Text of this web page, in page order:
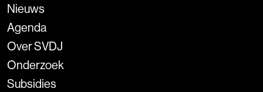
Nieuws
Agenda
Over SVDJ
Onderzoek
Subsidies